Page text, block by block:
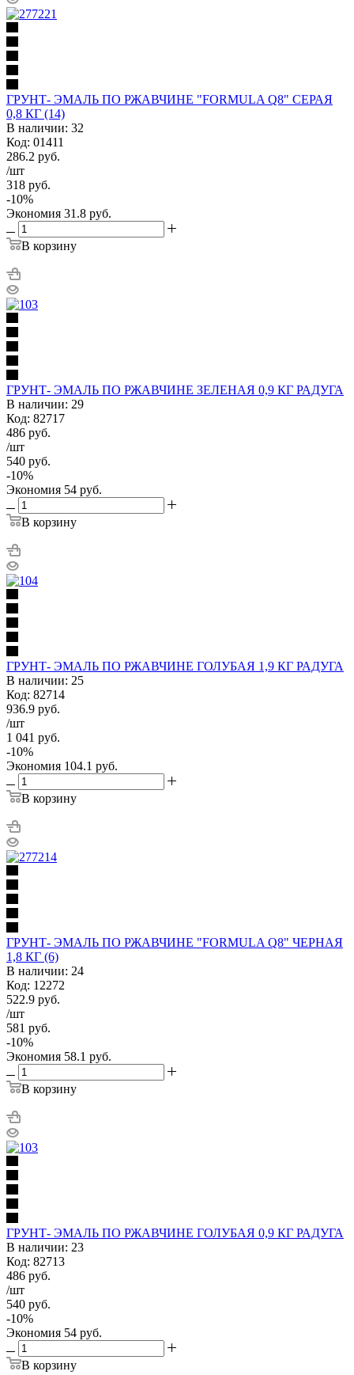
ГРУНТ- ЭМАЛЬ ПО РЖАВЧИНЕ "FORMULA Q8" СЕРАЯ
0,8 КГ (14)
В наличии: 32
Код: 01411
286.2 руб.
/шт
318 руб.
-10%
Экономия 31.8 руб.
В корзину
ГРУНТ- ЭМАЛЬ ПО РЖАВЧИНЕ ЗЕЛЕНАЯ 0,9 КГ РАДУГА
В наличии: 29
Код: 82717
486 руб.
/шт
540 руб.
-10%
Экономия 54 руб.
В корзину
ГРУНТ- ЭМАЛЬ ПО РЖАВЧИНЕ ГОЛУБАЯ 1,9 КГ РАДУГА
В наличии: 25
Код: 82714
936.9 руб.
/шт
1 041 руб.
-10%
Экономия 104.1 руб.
В корзину
ГРУНТ- ЭМАЛЬ ПО РЖАВЧИНЕ "FORMULA Q8" ЧЕРНАЯ
1,8 КГ (6)
В наличии: 24
Код: 12272
522.9 руб.
/шт
581 руб.
-10%
Экономия 58.1 руб.
В корзину
ГРУНТ- ЭМАЛЬ ПО РЖАВЧИНЕ ГОЛУБАЯ 0,9 КГ РАДУГА
В наличии: 23
Код: 82713
486 руб.
/шт
540 руб.
-10%
Экономия 54 руб.
В корзину